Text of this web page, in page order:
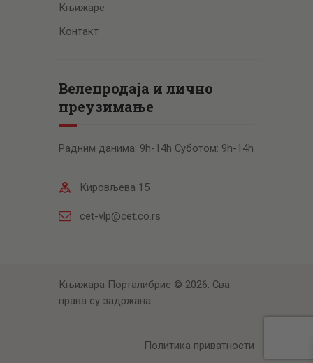
Књижаре
Контакт
Велепродаја и лично
преузимање
Радним данима: 9h-14h Суботом: 9h-14h
Кировљева 15
cet-vlp@cet.co.rs
Књижара Порталибрис © 2026. Сва
права су задржана.
Политика приватности